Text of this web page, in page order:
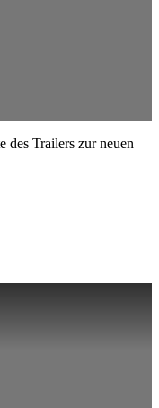
des Trailers zur neuen